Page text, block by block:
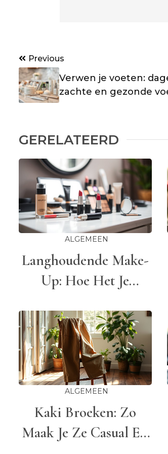
Post
navigation
Previous
Verwen je voeten:
zachte en gezonde
GERELATEERD
ALGEMEEN
Langhoudende Make-
Up: Hoe Het Je
Verandert
ALGEMEEN
Kaki Broeken: Zo
Maak Je Ze Casual En